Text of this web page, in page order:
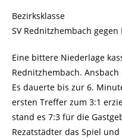
Bezirksklasse
SV Rednitzhembach gegen
Eine bittere Niederlage
Rednitzhembach.
Es dauerte bis zur 6.
ersten Treffer zum 3:1
stand es 7:3 für die
Rezatstädter das Spiel